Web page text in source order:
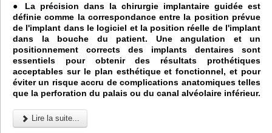
● La précision dans la chirurgie implantaire guidée est
définie comme la correspondance entre la position prévue
de l'implant dans le logiciel et la position réelle de l'implant
dans la bouche du patient. Une angulation et un
positionnement corrects des implants dentaires sont
essentiels pour obtenir des résultats prothétiques
acceptables sur le plan esthétique et fonctionnel, et pour
éviter un risque accru de complications anatomiques telles
que la perforation du palais ou du canal alvéolaire inférieur.
Lire la suite...